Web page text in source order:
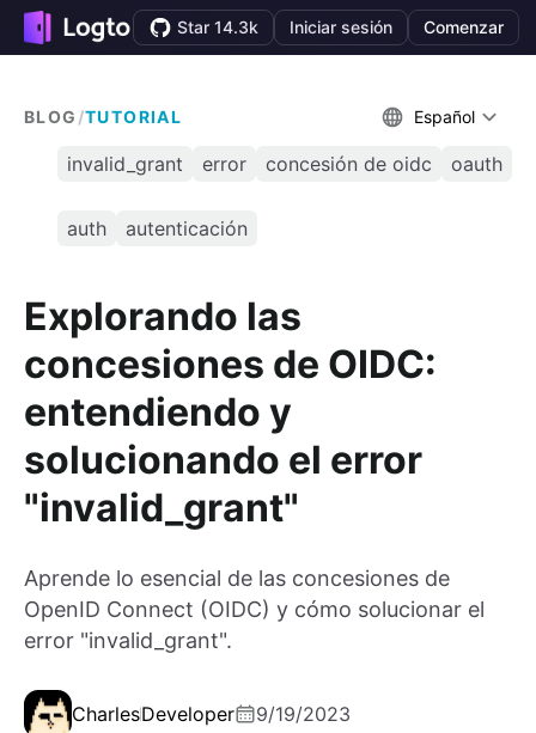
Star 14.3k Iniciar sesión Comenzar
BLOG /TUTORIAL Español
invalid_grant error concesión de oidc oauth
auth autenticación
Explorando las
concesiones de OIDC:
entendiendo y
solucionando el error
"invalid_grant"
Aprende lo esencial de las concesiones de
OpenID Connect (OIDC) y cómo solucionar el
error "invalid_grant".
CharlesDeveloper 9/19/2023